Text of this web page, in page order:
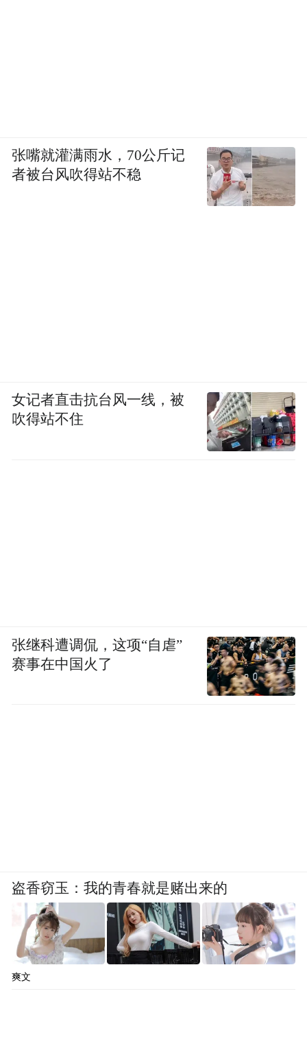
张嘴就灌满雨水，70公斤记
者被台风吹得站不稳
女记者直击抗台风一线，被
吹得站不住
张继科遭调侃，这项“自虐”
赛事在中国火了
盗香窃玉：我的青春就是赌出来的
爽文